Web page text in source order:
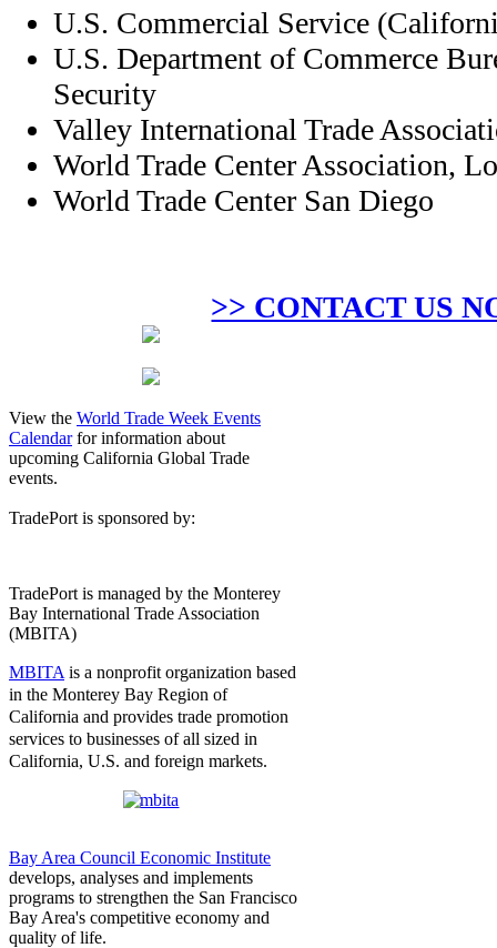
U.S. Commercial Service
U.S. Department of Commerce
Security
Valley International Trade
World Trade Center Association,
World Trade Center San Diego
>> CONTACT US
View the World Trade Week Events
Calendarfor information about
upcoming California Global Trade
events.
TradePort is sponsored by:
TradePort is managed by the Monterey
Bay International Trade Association
(MBITA)
MBITA is a nonprofit organization based
in the Monterey Bay Region of
California and provides trade promotion
services to businesses of all sized in
California, U.S. and foreign markets.
Bay Area Council Economic Institute
develops, analyses and implements
programs to strengthen the San Francisco
Bay Area's competitive economy and
quality of life.